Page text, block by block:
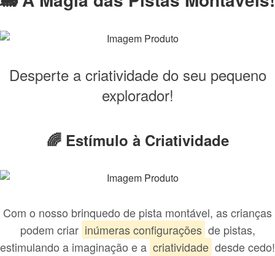
Desperte a criatividade do seu pequeno
explorador!
🌈 Estímulo à Criatividade
Com o nosso brinquedo de pista montável, as crianças
podem criar inúmeras configurações de pistas,
estimulando a imaginação e a criatividade desde cedo!